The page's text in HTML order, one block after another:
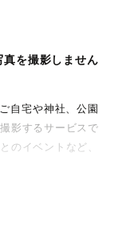
を撮影しません
自宅や神社、公園
影するサービスで
のイベントなど、
見返したくなるよ